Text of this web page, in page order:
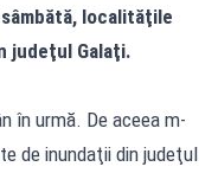
localităţile
judeţul Galaţi.
în urmă. De aceea m-
de inundaţii din judeţul